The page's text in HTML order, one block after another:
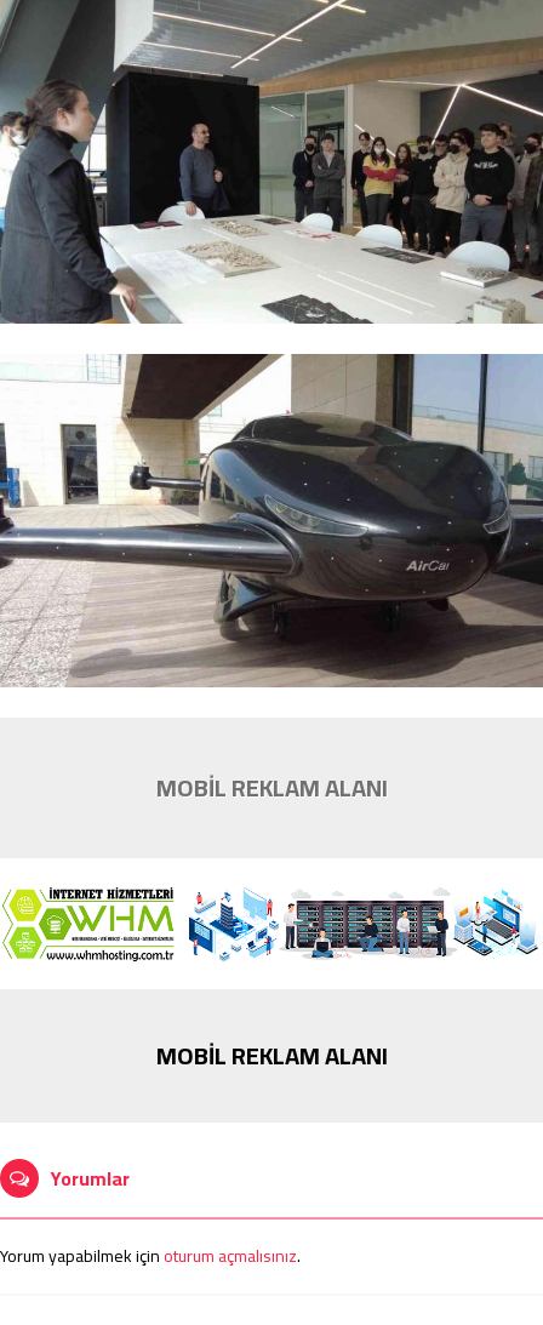
MOBİL REKLAM ALANI
MOBİL REKLAM ALANI
Yorumlar
Yorum yapabilmek içinoturum açmalısınız.